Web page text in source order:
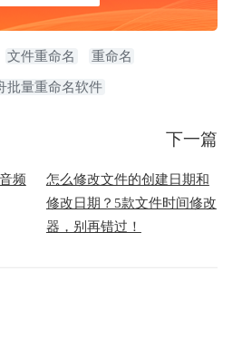
文件重命名 重命名
批量重命名软件
频
下一篇
怎么修改文件的创建日期和
修改日期？5款文件时间修改
器，别再错过！